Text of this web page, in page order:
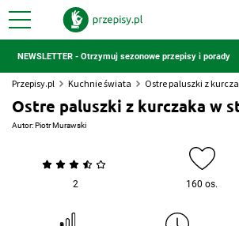
NEWSLETTER - Otrzymuj sezonowe przepisy i porady
Przepisy.pl Kuchnie świata Ostre paluszki z
Ostre paluszki z kurczaka w
Autor:Piotr Murawski
2 160 os.